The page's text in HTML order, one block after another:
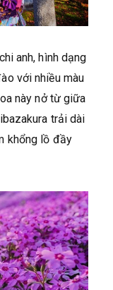
anh, hình dạng
với nhiều màu
này nở từ giữa
trải dài
khổng lồ đầy